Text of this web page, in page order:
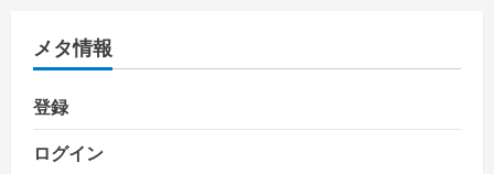
ー
メタ情報
登録
ログイン